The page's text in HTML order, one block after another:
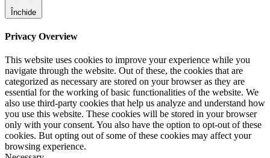
Închide
Privacy Overview
This website uses cookies to improve your experience while you
navigate through the website. Out of these, the cookies that are
categorized as necessary are stored on your browser as they are
essential for the working of basic functionalities of the website. We
also use third-party cookies that help us analyze and understand how
you use this website. These cookies will be stored in your browser
only with your consent. You also have the option to opt-out of these
cookies. But opting out of some of these cookies may affect your
browsing experience.